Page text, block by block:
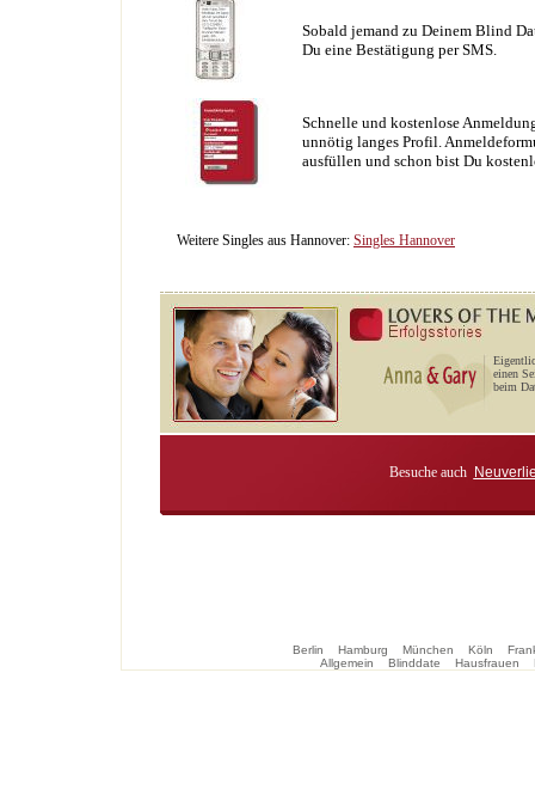
Sobald jemand zu Deinem Blind
Du eine Bestätigung per SMS.
Schnelle und kostenlose
unnötig langes Profil.
ausfüllen und schon bist Du
Weitere Singles aus Hannover: Singles Hannover
einen
beim
Besuche auch
Berlin Hamburg München Köln
Allgemein
Blinddate Hausfrauen